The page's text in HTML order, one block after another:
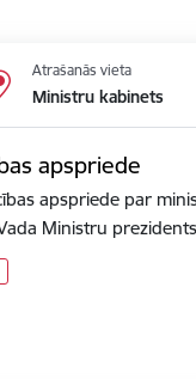
Atrašanās vieta
Ministru kabinets
apspriede
apspriede par
Ministru